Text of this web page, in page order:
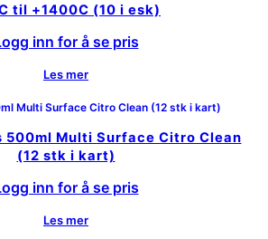
til +1400C (10 i esk)
inn for å se pris
Les mer
500ml Multi Surface Citro Clean
(12 stk i kart)
inn for å se pris
Les mer